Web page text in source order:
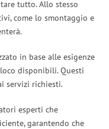
tutto. Allo stesso
come lo smontaggio e
in base alle esigenze
disponibili. Questi
servizi richiesti.
esperti che
garantendo che